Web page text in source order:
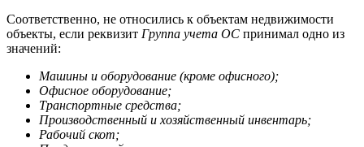
Соответственно, не относились к объектам недвижимости
объекты, если реквизит Группа учета ОС принимал одно из
значений:
Машины и оборудование (кроме офисного);
Офисное оборудование;
Транспортные средства;
Производственный и хозяйственный инвентарь;
Рабочий скот;